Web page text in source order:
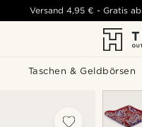
Taschen & Geldbörsen
Versand 4,95 € -Gratis ab